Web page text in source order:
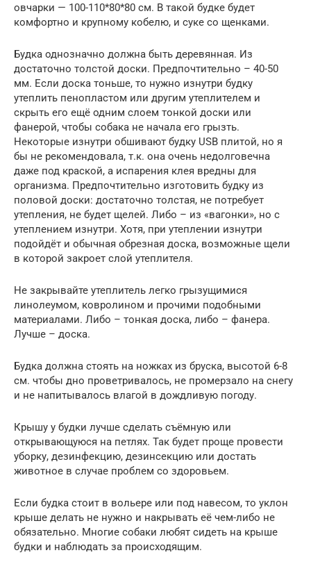
овчарки — 100-110*80*80 см. В такой будке будет
комфортно и крупному кобелю, и суке со щенками.
Будка однозначно должна быть деревянная. Из
достаточно толстой доски. Предпочтительно – 40-50
мм. Если доска тоньше, то нужно изнутри будку
утеплить пенопластом или другим утеплителем и
скрыть его ещё одним слоем тонкой доски или
фанерой, чтобы собака не начала его грызть.
Некоторые изнутри обшивают будку USB плитой, но я
бы не рекомендовала, т.к. она очень недолговечна
даже под краской, а испарения клея вредны для
организма. Предпочтительно изготовить будку из
половой доски: достаточно толстая, не потребует
утепления, не будет щелей. Либо – из «вагонки», но с
утеплением изнутри. Хотя, при утеплении изнутри
подойдёт и обычная обрезная доска, возможные щели
в которой закроет слой утеплителя.
Не закрывайте утеплитель легко грызущимися
линолеумом, ковролином и прочими подобными
материалами. Либо – тонкая доска, либо – фанера.
Лучше – доска.
Будка должна стоять на ножках из бруска, высотой 6-8
см. чтобы дно проветривалось, не промерзало на снегу
и не напитывалось влагой в дождливую погоду.
Крышу у будки лучше сделать съёмную или
открывающуюся на петлях. Так будет проще провести
уборку, дезинфекцию, дезинсекцию или достать
животное в случае проблем со здоровьем.
Если будка стоит в вольере или под навесом, то уклон
крыше делать не нужно и накрывать её чем-либо не
обязательно. Многие собаки любят сидеть на крыше
будки и наблюдать за происходящим.